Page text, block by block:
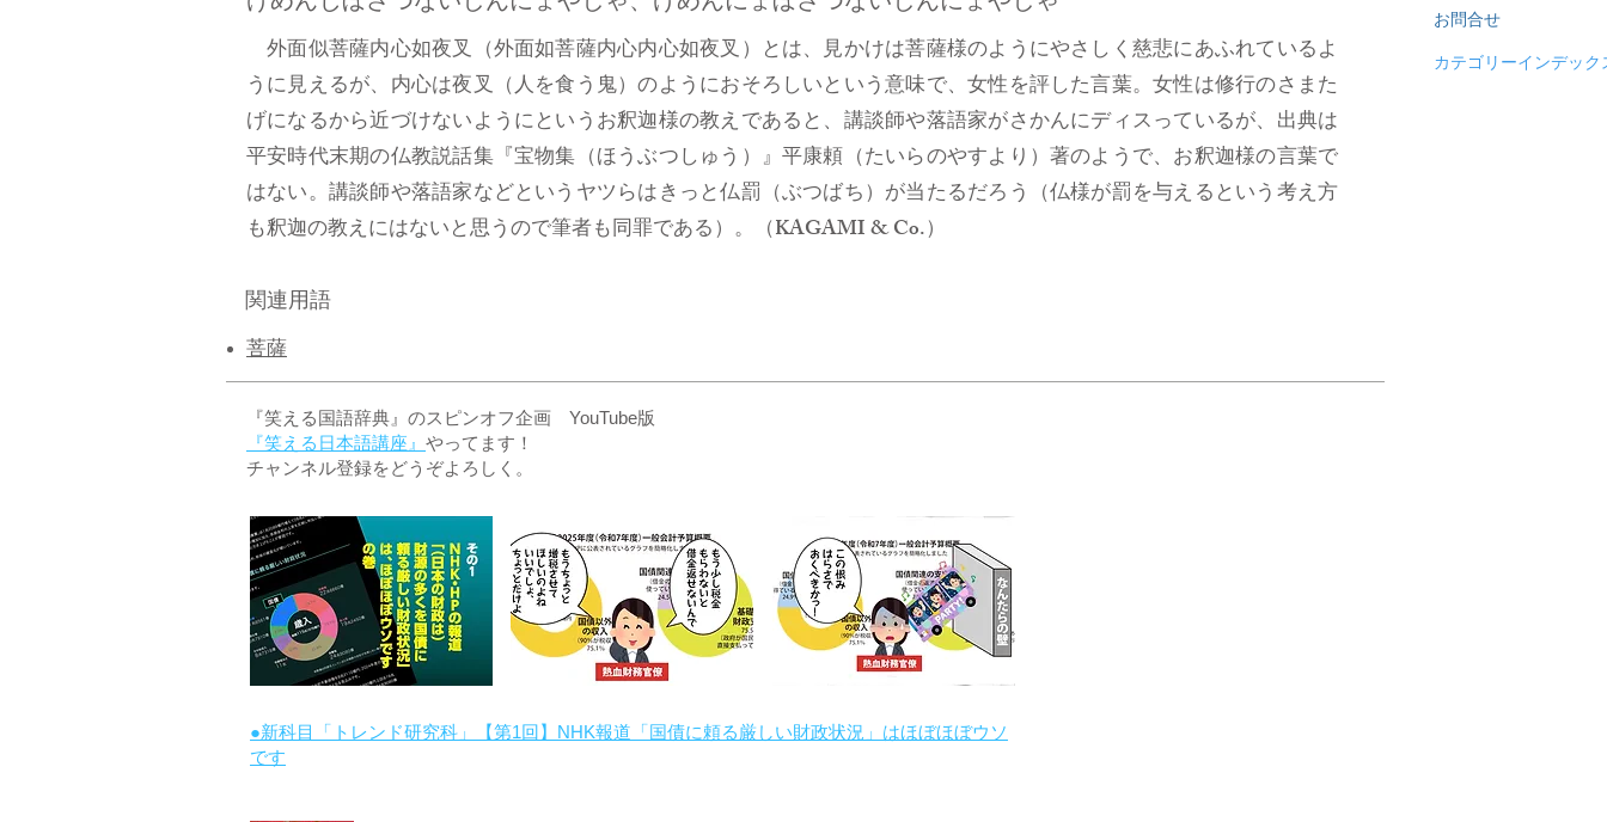
外面似菩薩内心如夜叉（外面如菩薩内心内心如夜叉）とは、見かけは菩薩様のようにやさしく慈悲にあふれているよ
うに見えるが、内心は夜叉（人を食う鬼）のようにおそろしいという意味で、女性を評した言葉。女性は修行のさまた
げになるから近づけないようにというお釈迦様の教えであると、講談師や落語家がさかんにディスっているが、出典は
平安時代末期の仏教説話集『宝物集（ほうぶつしゅう）』平康頼（たいらのやすより）著のようで、お釈迦様の言葉で
はない。講談師や落語家などというヤツらはきっと仏罰（ぶつばち）が当たるだろう（仏様が罰を与えるという考え方
も釈迦の教えにはないと思うので筆者も同罪である）。（KAGAMI & Co.）
関連用語
菩薩
お問合せ
カテゴリーインデック
『笑える国語辞典』のスピンオフ企画 YouTube版
『笑える日本語講座』 やってます！
チャンネル登録をどうぞよろしく。
●新科目「トレンド研究科」【第1回】NHK報道「国債に頼る厳しい財政状況」はほぼほぼウソ
です